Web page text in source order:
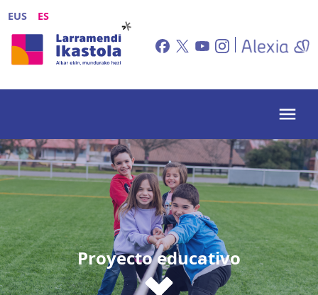
EUS ES
Proyecto educativo